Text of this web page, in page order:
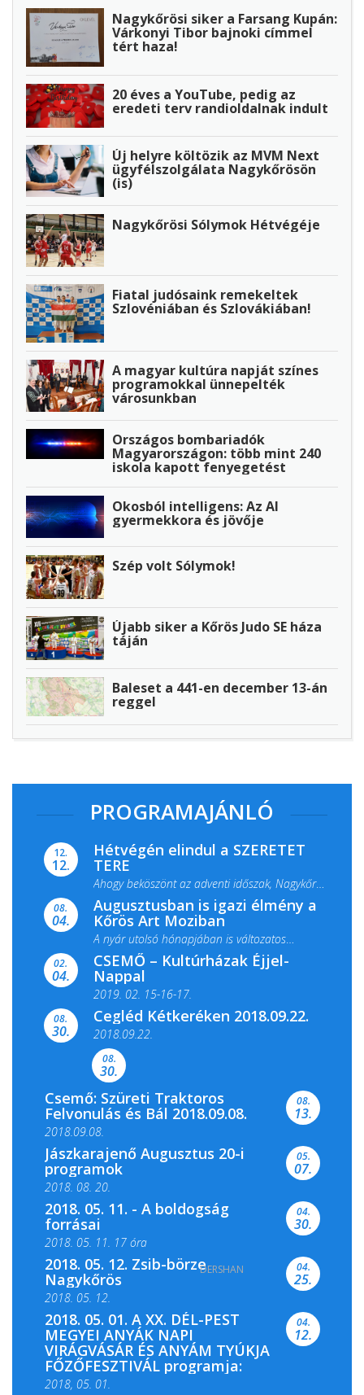
Nagykőrösi siker a Farsang Kupán:
Várkonyi Tibor bajnoki címmel
tért haza!
20 éves a YouTube, pedig az
eredeti terv randioldalnak indult
Új helyre költözik az MVM Next
ügyfélszolgálata Nagykőrösön
(is)
Nagykőrösi Sólymok Hétvégéje
Fiatal judósaink remekeltek
Szlovéniában és Szlovákiában!
A magyar kultúra napját színes
programokkal ünnepelték
városunkban
Országos bombariadók
Magyarországon: több mint 240
iskola kapott fenyegetést
Okosból intelligens: Az AI
gyermekkora és jövője
Szép volt Sólymok!
Újabb siker a Kőrös Judo SE háza
táján
Baleset a 441-en december 13-án
reggel
PROGRAMAJÁNLÓ
12.
12.
Hétvégén elindul a SZERETET
TERE
Ahogy beköszönt az adventi időszak, Nagykőrös
ismét megtelik ünnepi fénnyel és közös...
08.
04.
Augusztusban is igazi élmény a
Kőrös Art Moziban
A nyár utolsó hónapjában is változatos
filmkínálattal, családi...
02.
04.
CSEMŐ – Kultúrházak Éjjel-
Nappal
2019. 02. 15-16-17.
Színes és tartalmas programokkal várja a
Csemői Községi Könyvtár és...
08.
30.
Cegléd Kétkeréken 2018.09.22.
2018.09.22.
08.
30.
Csemő: Szüreti Traktoros
Felvonulás és Bál 2018.09.08.
2018.09.08.
08.
13.
Jászkarajenő Augusztus 20-i
programok
2018. 08. 20.
05.
07.
2018. 05. 11. - A boldogság
forrásai
2018. 05. 11. 17 óra
2018. 05. 11. 19 óra
04.
30.
2018. 05. 12. Zsib-börze
Nagykőrös
2018. 05. 12.
04.
25.
2018. 05. 01. A XX. DÉL-PEST
MEGYEI ANYÁK NAPI
VIRÁGVÁSÁR ÉS ANYÁM TYÚKJA
FŐZŐFESZTIVÁL programja:
2018, 05. 01.
04.
12.
DERSHAN